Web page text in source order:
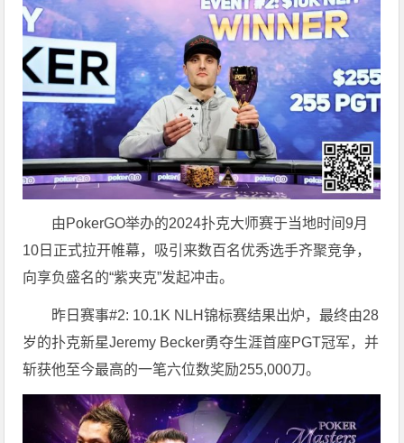
由PokerGO举办的2024扑克大师赛于当地时间9月
10日正式拉开帷幕，吸引来数百名优秀选手齐聚竞争，
向享负盛名的“紫夹克”发起冲击。
昨日赛事#2: 10.1K NLH锦标赛结果出炉，最终由28
岁的扑克新星Jeremy Becker勇夺生涯首座PGT冠军，并
斩获他至今最高的一笔六位数奖励255,000刀。